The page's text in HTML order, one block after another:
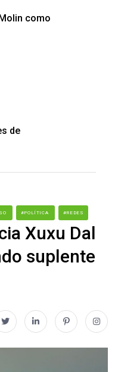
como
de
#POLÍTICA #REDES
Xuxu Dal
suplente